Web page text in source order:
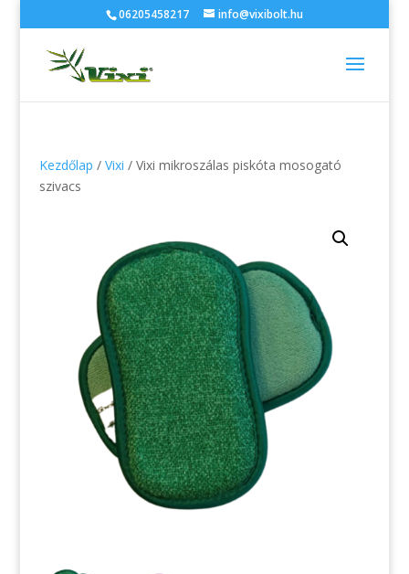
06205458217 info@vixibolt.hu
Kezdőlap / Vixi / Vixi mikroszálas piskóta mosogató
szivacs